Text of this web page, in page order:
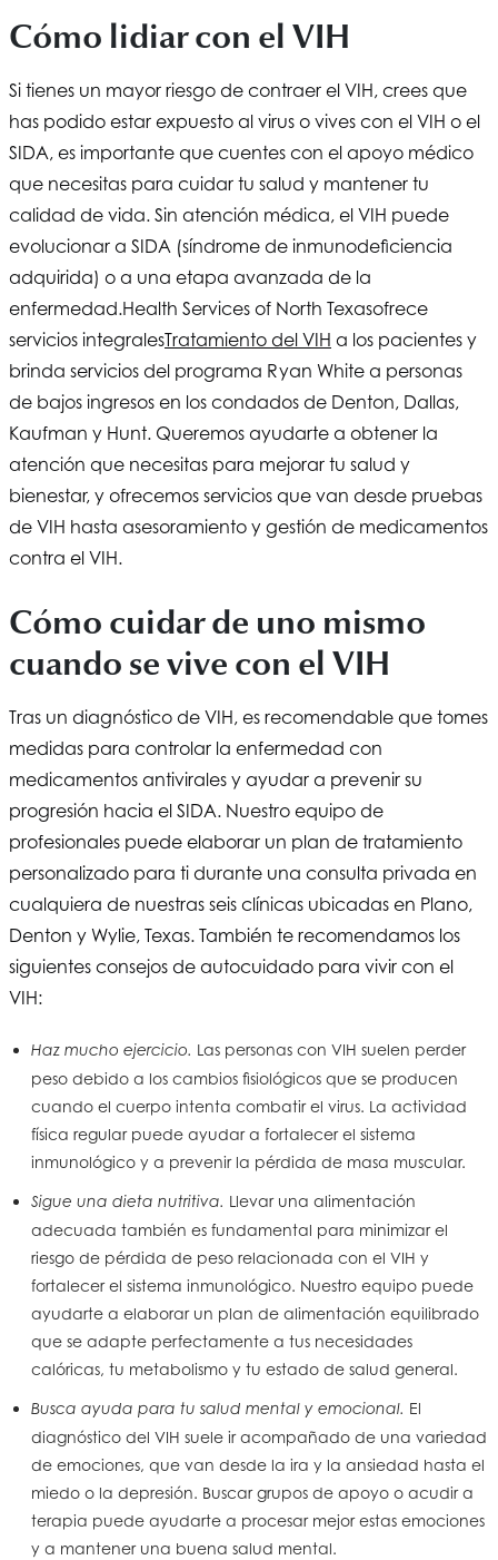
Cómo lidiar con el VIH
Si tienes un mayor riesgo de contraer el VIH, crees que
has podido estar expuesto al virus o vives con el VIH o el
SIDA, es importante que cuentes con el apoyo médico
que necesitas para cuidar tu salud y mantener tu
calidad de vida. Sin atención médica, el VIH puede
evolucionar a SIDA (síndrome de inmunodeficiencia
adquirida) o a una etapa avanzada de la
enfermedad.Health Services of North Texasofrece
servicios integralesTratamiento del VIH a los pacientes y
brinda servicios del programa Ryan White a personas
de bajos ingresos en los condados de Denton, Dallas,
Kaufman y Hunt. Queremos ayudarte a obtener la
atención que necesitas para mejorar tu salud y
bienestar, y ofrecemos servicios que van desde pruebas
de VIH hasta asesoramiento y gestión de medicamentos
contra el VIH.
Cómo cuidar de uno mismo
cuando se vive con el VIH
Tras un diagnóstico de VIH, es recomendable que tomes
medidas para controlar la enfermedad con
medicamentos antivirales y ayudar a prevenir su
progresión hacia el SIDA. Nuestro equipo de
profesionales puede elaborar un plan de tratamiento
personalizado para ti durante una consulta privada en
cualquiera de nuestras seis clínicas ubicadas en Plano,
Denton y Wylie, Texas. También te recomendamos los
siguientes consejos de autocuidado para vivir con el
VIH:
Haz mucho ejercicio. Las personas con VIH suelen perder
peso debido a los cambios fisiológicos que se producen
cuando el cuerpo intenta combatir el virus. La actividad
física regular puede ayudar a fortalecer el sistema
inmunológico y a prevenir la pérdida de masa muscular.
Sigue una dieta nutritiva. Llevar una alimentación
adecuada también es fundamental para minimizar el
riesgo de pérdida de peso relacionada con el VIH y
fortalecer el sistema inmunológico. Nuestro equipo puede
ayudarte a elaborar un plan de alimentación equilibrado
que se adapte perfectamente a tus necesidades
calóricas, tu metabolismo y tu estado de salud general.
Busca ayuda para tu salud mental y emocional. El
diagnóstico del VIH suele ir acompañado de una variedad
de emociones, que van desde la ira y la ansiedad hasta el
miedo o la depresión. Buscar grupos de apoyo o acudir a
terapia puede ayudarte a procesar mejor estas emociones
y a mantener una buena salud mental.